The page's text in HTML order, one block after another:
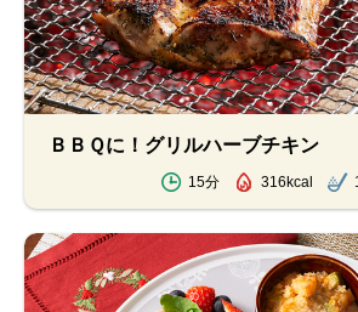
ＢＢＱに！グリルハーブチキン
15分 316kcal